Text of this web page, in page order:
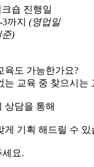
숍 진행일
까지 (영업일
준)
육도 가능한가요?
는 교육 중 찾으시는
상담을 통해
게 기획 해드릴 수 있
요.